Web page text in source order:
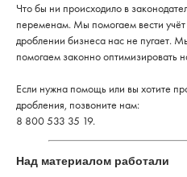
Что бы ни происходило в
переменам. Мы помогаем вести
дроблении бизнеса нас не
помогаем законно оптимизировать
Если нужна помощь или вы хотите
дробления, позвоните нам:
8 800 533 35 19.
Над материалом работали